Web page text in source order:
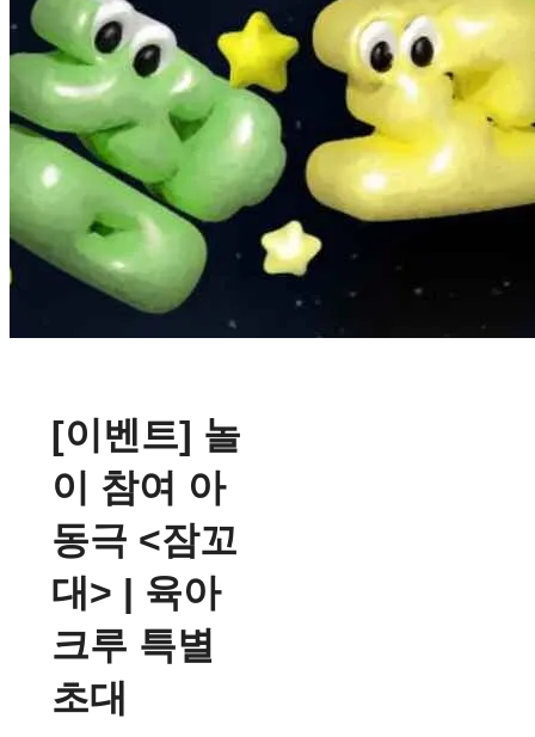
[이벤트] 놀
이 참여 아
동극 <잠꼬
대> | 육아
크루 특별
초대